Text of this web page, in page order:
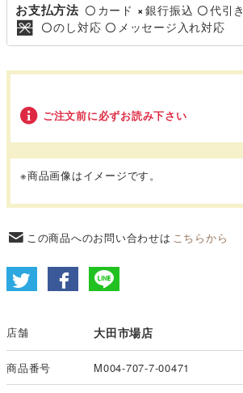
お支払方法 〇 カード × 銀行振込 〇代引き
〇のし対応 〇 メッセージ入れ対応
ご注文前に必ずお読み下さい
※商品画像はイメージです。
この商品へのお問い合わせは こちらから
店舗 大田市場店
商品番号 M004-707-7-00471